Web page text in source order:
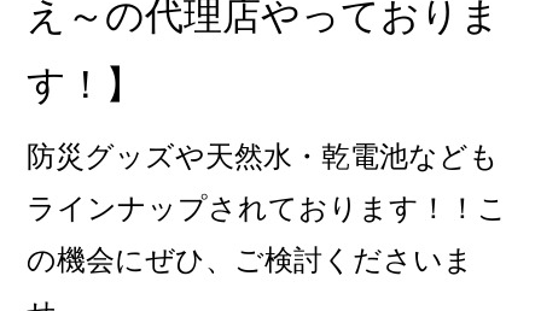
え～の代理店やっておりま
す！】
防災グッズや天然水・乾電池なども
ラインナップされております！！こ
の機会にぜひ、ご検討くださいま